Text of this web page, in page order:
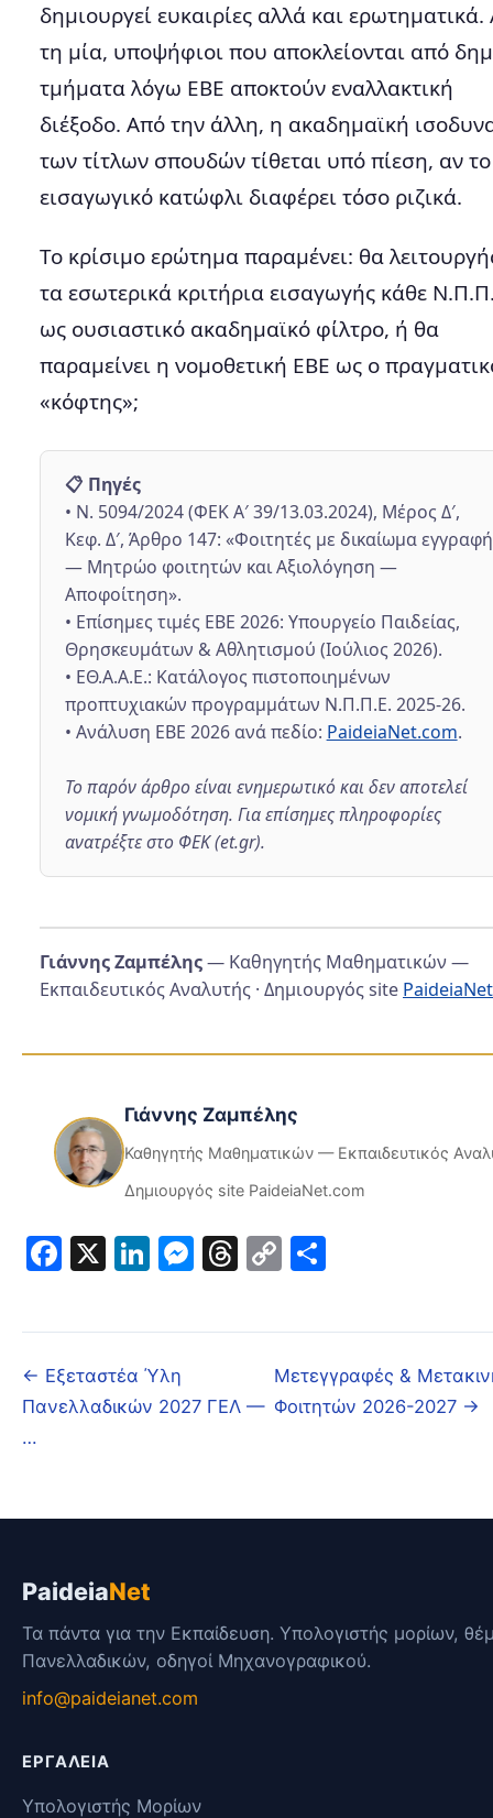
δημιουργεί ευκαιρίες αλλά και
τη μία, υποψήφιοι που αποκλείονται από
τμήματα λόγω ΕΒΕ αποκτούν εναλλακτική
διέξοδο. Από την άλλη, η ακαδημαϊκή
των τίτλων σπουδών τίθεται υπό πίεση, αν το
εισαγωγικό κατώφλι διαφέρει τόσο ριζικά.
Το κρίσιμο ερώτημα παραμένει: θα
τα εσωτερικά κριτήρια εισαγωγής κάθε
ως ουσιαστικό ακαδημαϊκό φίλτρο, ή θα
παραμείνει η νομοθετική ΕΒΕ ως ο
«κόφτης»;
📋 Πηγές
• Ν. 5094/2024 (ΦΕΚ Α′ 39/13.03.2024), Μέρος Δ′,
Κεφ. Δ′, Άρθρο 147: «Φοιτητές με δικαίωμα
— Μητρώο φοιτητών και Αξιολόγηση —
Αποφοίτηση».
• Επίσημες τιμές ΕΒΕ 2026: Υπουργείο Παιδείας,
Θρησκευμάτων & Αθλητισμού (Ιούλιος 2026).
• ΕΘ.Α.Α.Ε.: Κατάλογος πιστοποιημένων
προπτυχιακών προγραμμάτων Ν.Π.Π.Ε. 2025-26.
• Ανάλυση ΕΒΕ 2026 ανά πεδίο: PaideiaNet.com.
Το παρόν άρθρο είναι ενημερωτικό και δεν αποτελεί
νομική γνωμοδότηση. Για επίσημες πληροφορίες
ανατρέξτε στο ΦΕΚ (et.gr).
Γιάννης Ζαμπέλης— Καθηγητής Μαθηματικών —
Εκπαιδευτικός Αναλυτής · Δημιουργός site
Γιάννης Ζαμπέλης
Καθηγητής Μαθηματικών — Εκπαιδευτικός
Δημιουργός site PaideiaNet.com
Facebook
X LinkedIn
Messenger
Threads
Copy
← Εξεταστέα Ύλη
Πανελλαδικών 2027 ΓΕΛ —
…
Μετεγγραφές &
Φοιτητών 2026-2027 →
PaideiaNet
Τα πάντα για την Εκπαίδευση. Υπολογιστής μορίων,
Πανελλαδικών, οδηγοί Μηχανογραφικού.
info@paideianet.com
ΕΡΓΑΛΕΊΑ
Υπολογιστής Μορίων